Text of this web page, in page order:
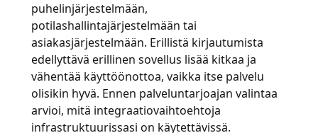
puhelinjärjestelmään,
potilashallintajärjestelmään tai
asiakasjärjestelmään. Erillistä kirjautumista
edellyttävä erillinen sovellus lisää kitkaa ja
vähentää käyttöönottoa, vaikka itse palvelu
olisikin hyvä. Ennen palveluntarjoajan valintaa
arvioi, mitä integraatiovaihtoehtoja
infrastruktuurissasi on käytettävissä.